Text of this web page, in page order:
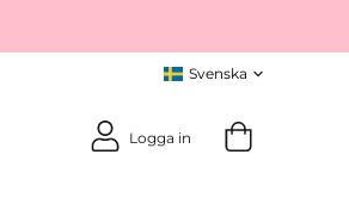
Logga in